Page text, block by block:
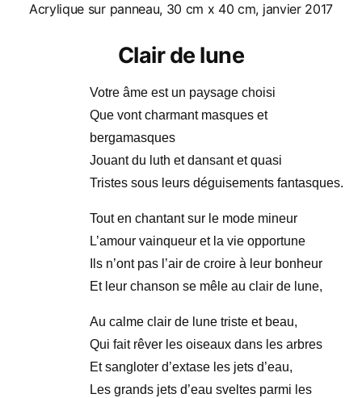
Acrylique sur panneau, 30 cm x 40 cm, janvier 2017
Clair de lune
Votre âme est un paysage choisi
Que vont charmant masques et
bergamasques
Jouant du luth et dansant et quasi
Tristes sous leurs déguisements fantasques.
Tout en chantant sur le mode mineur
L’amour vainqueur et la vie opportune
Ils n’ont pas l’air de croire à leur bonheur
Et leur chanson se mêle au clair de lune,
Au calme clair de lune triste et beau,
Qui fait rêver les oiseaux dans les arbres
Et sangloter d’extase les jets d’eau,
Les grands jets d’eau sveltes parmi les